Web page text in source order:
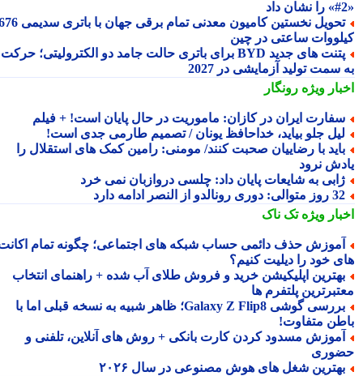
تحویل نخستین کامیون معدنی تمام برقی جهان با باتری سدیمی 676
ساعتی در چین
پتنت های جدید BYD برای باتری حالت جامد دو الکترولیتی؛ حرکت
سمت تولید آزمایشی در 2027
ویژهرونگار
ایران در کازان: ماموریت در حال پایان است! + فیلم
جلو بیاید، خداحافظ یونان / تصمیم طارمی جدی است!
با رضاییان صحبت کنند/ مومنی: رامین کمک های استقلال را
نرود
به شایعات پایان داد: چلسی دروازبان نمی خرد
دوری رونالدو از النصر ادامه دارد
ویژهتک ناک
حذف دائمی حساب شبکه های اجتماعی؛ چگونه تمام اکانت
خود را دیلیت کنیم؟
اپلیکیشن خرید و فروش طلای آب شده + راهنمای انتخاب
پلتفرم ها
بررسی گوشی Galaxy Z Flip8؛ ظاهر شبیه به نسخه قبلی اما با
متفاوت!
مسدود کردن کارت بانکی + روش های آنلاین، تلفنی و
شغل های هوش مصنوعی در سال ۲۰۲۶